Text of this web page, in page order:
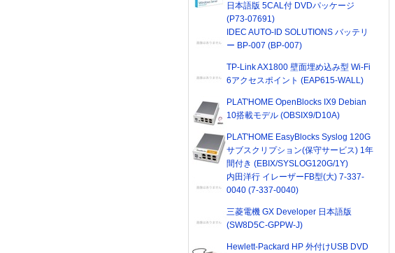
日本語版 5CAL付 DVDパッケージ
(P73-07691)
IDEC AUTO-ID SOLUTIONS バッテリ
ー BP-007 (BP-007)
TP-Link AX1800 壁面埋め込み型 Wi-Fi
6アクセスポイント (EAP615-WALL)
PLAT'HOME OpenBlocks IX9 Debian
10搭載モデル (OBSIX9/D10A)
PLAT'HOME EasyBlocks Syslog 120G
サブスクリプション(保守サービス) 1年
間付き (EBIX/SYSLOG120G/1Y)
内田洋行 イレーザーFB型(大) 7-337-
0040 (7-337-0040)
三菱電機 GX Developer 日本語版
(SW8D5C-GPPW-J)
Hewlett-Packard HP 外付けUSB DVD